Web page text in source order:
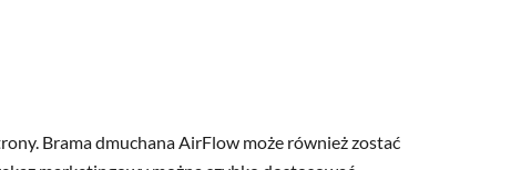
Brama dmuchana AirFlow może również zostać